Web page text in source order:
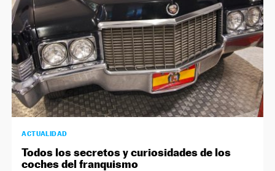
ACTUALIDAD
Todos los secretos y curiosidades de los
coches del franquismo